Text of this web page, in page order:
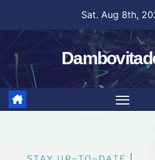
content
Sat. Aug 8th,